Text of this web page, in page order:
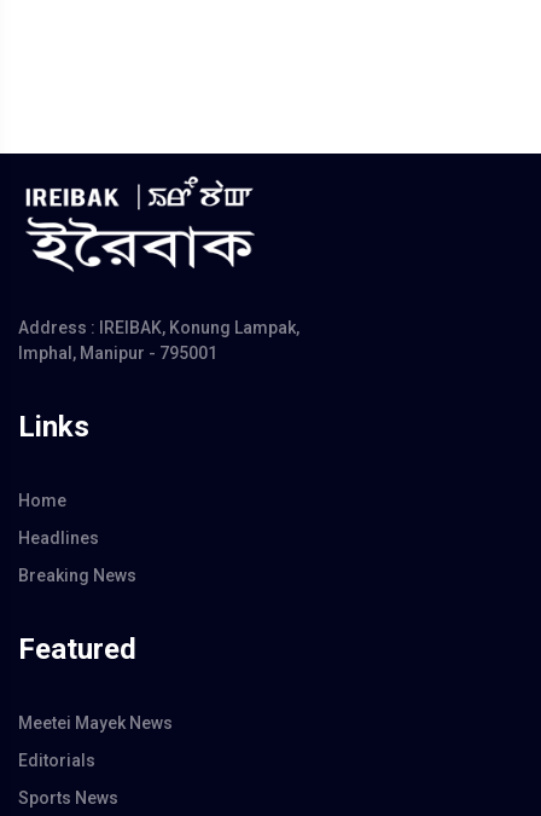
Address : IREIBAK, Konung Lampak,
Imphal, Manipur - 795001
Links
Home
Headlines
Breaking News
Featured
Meetei Mayek News
Editorials
Sports News